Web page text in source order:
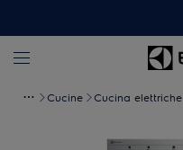
Cucine Cucina elettriche